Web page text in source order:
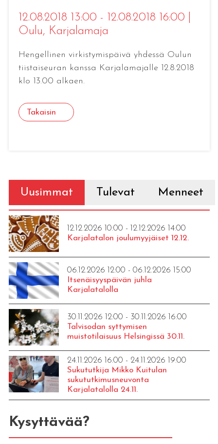
12.08.2018 13:00 - 12.08.2018 16:00
Oulu, Karjalamaja
Hengellinen virkistymispäivä yhdessä Oulun
tiistaiseuran kanssa Karjalamajalle 12.8.2018
klo 13.00 alkaen.
Takaisin
Uusimmat Tulevat Menneet
12.12.2026 10:00 - 12.12.2026 14:00
Karjalatalon joulumyyjäiset 12.12.
06.12.2026 12:00 - 06.12.2026 15:00
Itsenäisyyspäivän juhla
Karjalatalolla
30.11.2026 12:00 - 30.11.2026 16:00
Talvisodan syttymisen
muistotilaisuus Helsingissä 30.11.
24.11.2026 16:00 - 24.11.2026 19:00
Sukututkija Mikko Kuitulan
sukututkimusneuvonta
Karjalatalolla 24.11.
Kysyttävää?